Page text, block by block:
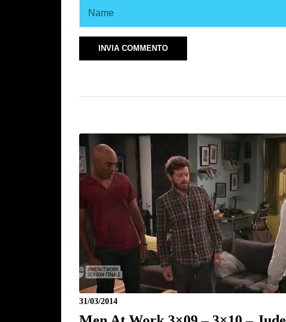
31/03/2014